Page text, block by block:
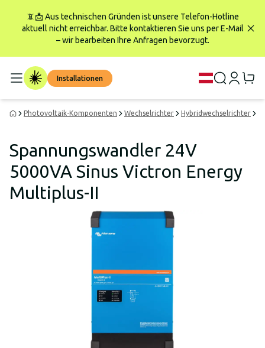
📵📩 Aus technischen Gründen ist unsere Telefon-Hotline
aktuell nicht erreichbar. Bitte kontaktieren Sie uns per E-Mail
– wir bearbeiten Ihre Anfragen bevorzugt.
Installationen
Photovoltaik-Komponenten Wechselrichter Hybridwechselrichter
Spannungswandler 24V
5000VA Sinus Victron Energy
Multiplus-II